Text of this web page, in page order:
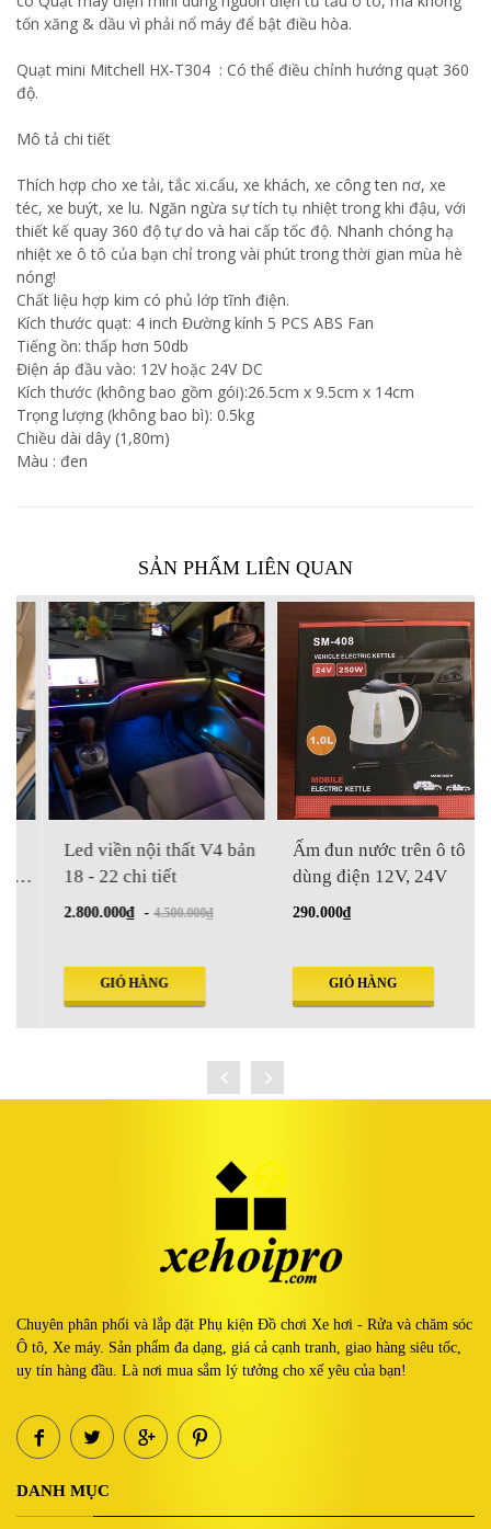
tốn xăng & dầu vì phải nổ máy để bật điều hòa.
Quạt mini Mitchell HX-T304 : Có thể điều chỉnh hướng quạt 360
độ.
Mô tả chi tiết
Thích hợp cho xe tải, tắc xi.cẩu, xe khách, xe công ten nơ, xe
téc, xe buýt, xe lu. Ngăn ngừa sự tích tụ nhiệt trong khi đậu, với
thiết kế quay 360 độ tự do và hai cấp tốc độ. Nhanh chóng hạ
nhiệt xe ô tô của bạn chỉ trong vài phút trong thời gian mùa hè
nóng!
Chất liệu hợp kim có phủ lớp tĩnh điện.
Kích thước quạt: 4 inch Đường kính 5 PCS ABS Fan
Tiếng ồn: thấp hơn 50db
Điện áp đầu vào: 12V hoặc 24V DC
Kích thước (không bao gồm gói):26.5cm x 9.5cm x 14cm
Trọng lượng (không bao bì): 0.5kg
Chiều dài dây (1,80m)
Màu : đen
SẢN PHẨM LIÊN QUAN
Led viền nội thất V4 bản
18 - 22 chi tiết
2.800.000₫ -4.500.000₫
GIỎ HÀNG
Ấm đun nước trên ô tô
dùng điện 12V, 24V
290.000₫
GIỎ HÀNG
Chuyên phân phối và lắp đặt Phụ kiện Đồ chơi Xe hơi - Rửa và chăm sóc
Ô tô, Xe máy. Sản phẩm đa dạng, giá cả cạnh tranh, giao hàng siêu tốc,
uy tín hàng đầu. Là nơi mua sắm lý tưởng cho xế yêu của bạn!
DANH MỤC